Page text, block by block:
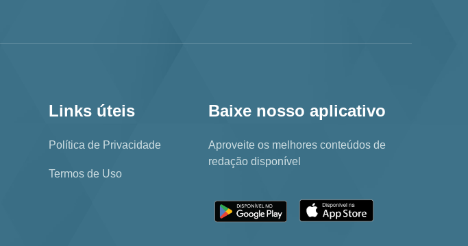
Links úteis
Política de Privacidade
Termos de Uso
Baixe nosso aplicativo
Aproveite os melhores conteúdos de
redação disponível